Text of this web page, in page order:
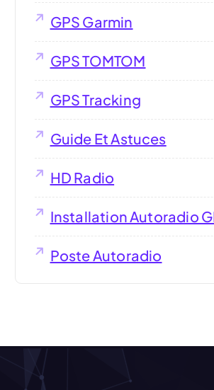
GPS Garmin
GPS TOMTOM
GPS Tracking
Guide Et Astuces
HD Radio
Installation Autoradio
Poste Autoradio